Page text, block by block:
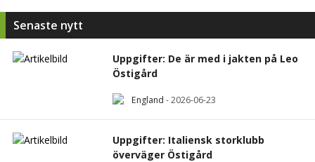
Senaste nytt
Uppgifter: De är med i jakten på Leo
Östigård
England -2026-06-23
Uppgifter: Italiensk storklubb
överväger Östigård